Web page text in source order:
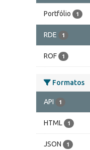
Portfólio 1
RDE 1
ROF 1
Formatos
API 1
HTML 1
JSON 1